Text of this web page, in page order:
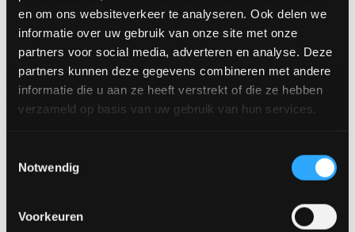
en om ons websiteverkeer te analyseren. Ook delen we
informatie over uw gebruik van onze site met onze
partners voor social media, adverteren en analyse. Deze
partners kunnen deze gegevens combineren met andere
informatie die u aan ze heeft verstrekt of die ze hebben
verzameld op basis van uw gebruik van hun services.
Notwendig
Voorkeuren
Größen, Plattenformen, Farben und Gestelle. Besuchen Sie
unseren Showroom in Venlo und konfigurieren Sie Ihren
perfekten Esstisch nach Ihren Wünschen.
Verfügbare Größen:
130 cm
Möchtest du dir dieses Produkt in natura ansehen? Besuche
Vereinbaren Sie einen
Termin überverkoop@rhbvenlo.nl .